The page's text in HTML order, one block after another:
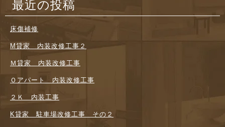
最近の投稿
床傷補修
M貸家 内装改修工事２
Ｍ貸家 内装改修工事
Ｏアパート 内装改修工事
２Ｋ 内装工事
K貸家 駐車場改修工事 その２